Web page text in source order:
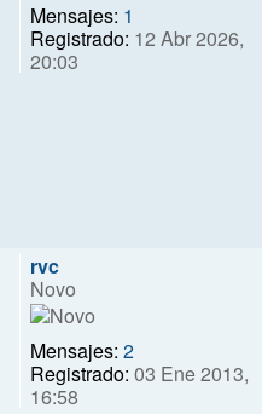
Mensajes: 1
Registrado: 12 Abr 2026,
20:03
rvc
Novo
Mensajes: 2
Registrado: 03 Ene 2013,
16:58